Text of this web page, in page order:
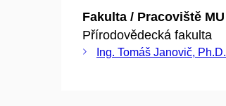
Fakulta / Pracoviště MU
Přírodovědecká fakulta
Ing. Tomáš Janovič, Ph.D.